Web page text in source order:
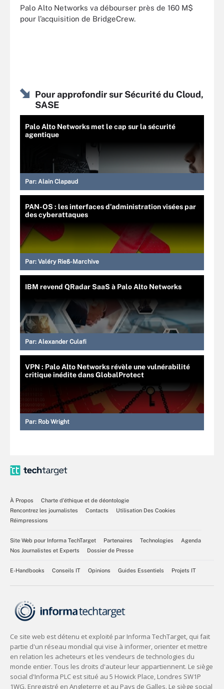
Palo Alto Networks va débourser près de 160 M$
pour l’acquisition de BridgeCrew.
Pour approfondir sur Sécurité du Cloud,
SASE
Palo Alto Networks met le cap sur la sécurité
agentique
Par: Alain Clapaud
PAN-OS : les interfaces d’administration visées par
des cyberattaques
Par: Valéry Rieß-Marchive
IBM revend QRadar SaaS à Palo Alto Networks
Par: Alexander Culafi
VPN : Palo Alto Networks révèle une vulnérabilité
critique inédite dans GlobalProtect
Par: Rob Wright
À Propos
Charte d’éthique et de déontologie
Rencontrez les journalistes
Contacts
Utilisation Des Cookies
Réimpressions
Site Web pour Informa TechTarget Partenaires Technologies
Agenda
Nos Journalistes et Experts
Dossier de Presse
E-Handbooks Conseils IT Opinions Guides Essentiels Projets IT